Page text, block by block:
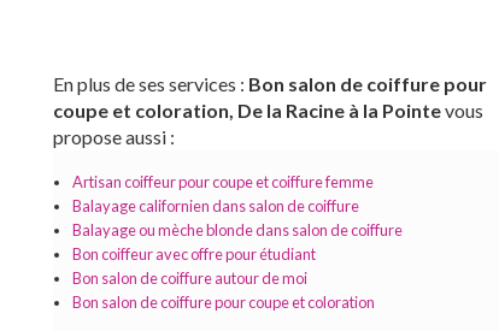
En plus de ses services : Bon salon de coiffure pour
coupe et coloration, De la Racine à la Pointevous
propose aussi :
Artisan coiffeur pour coupe et coiffure femme
Balayage californien dans salon de coiffure
Balayage ou mèche blonde dans salon de coiffure
Bon coiffeur avec offre pour étudiant
Bon salon de coiffure autour de moi
Bon salon de coiffure pour coupe et coloration